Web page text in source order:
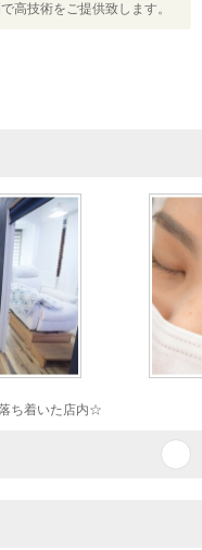
高技術をご提供致します。
ち着いた店内☆